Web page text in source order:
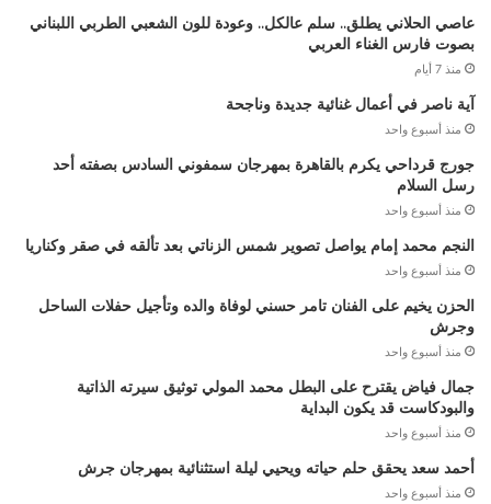
عاصي الحلاني يطلق.. سلم عالكل.. وعودة للون الشعبي الطربي اللبناني
بصوت فارس الغناء العربي
منذ 7 أيام
آية ناصر في أعمال غنائية جديدة وناجحة
منذ أسبوع واحد
جورج قرداحي يكرم بالقاهرة بمهرجان سمفوني السادس بصفته أحد
رسل السلام
منذ أسبوع واحد
النجم محمد إمام يواصل تصوير شمس الزناتي بعد تألقه في صقر وكناريا
منذ أسبوع واحد
الحزن يخيم على الفنان تامر حسني لوفاة والده وتأجيل حفلات الساحل
وجرش
منذ أسبوع واحد
جمال فياض يقترح على البطل محمد المولي توثيق سيرته الذاتية
والبودكاست قد يكون البداية
منذ أسبوع واحد
أحمد سعد يحقق حلم حياته ويحيي ليلة استثنائية بمهرجان جرش
منذ أسبوع واحد